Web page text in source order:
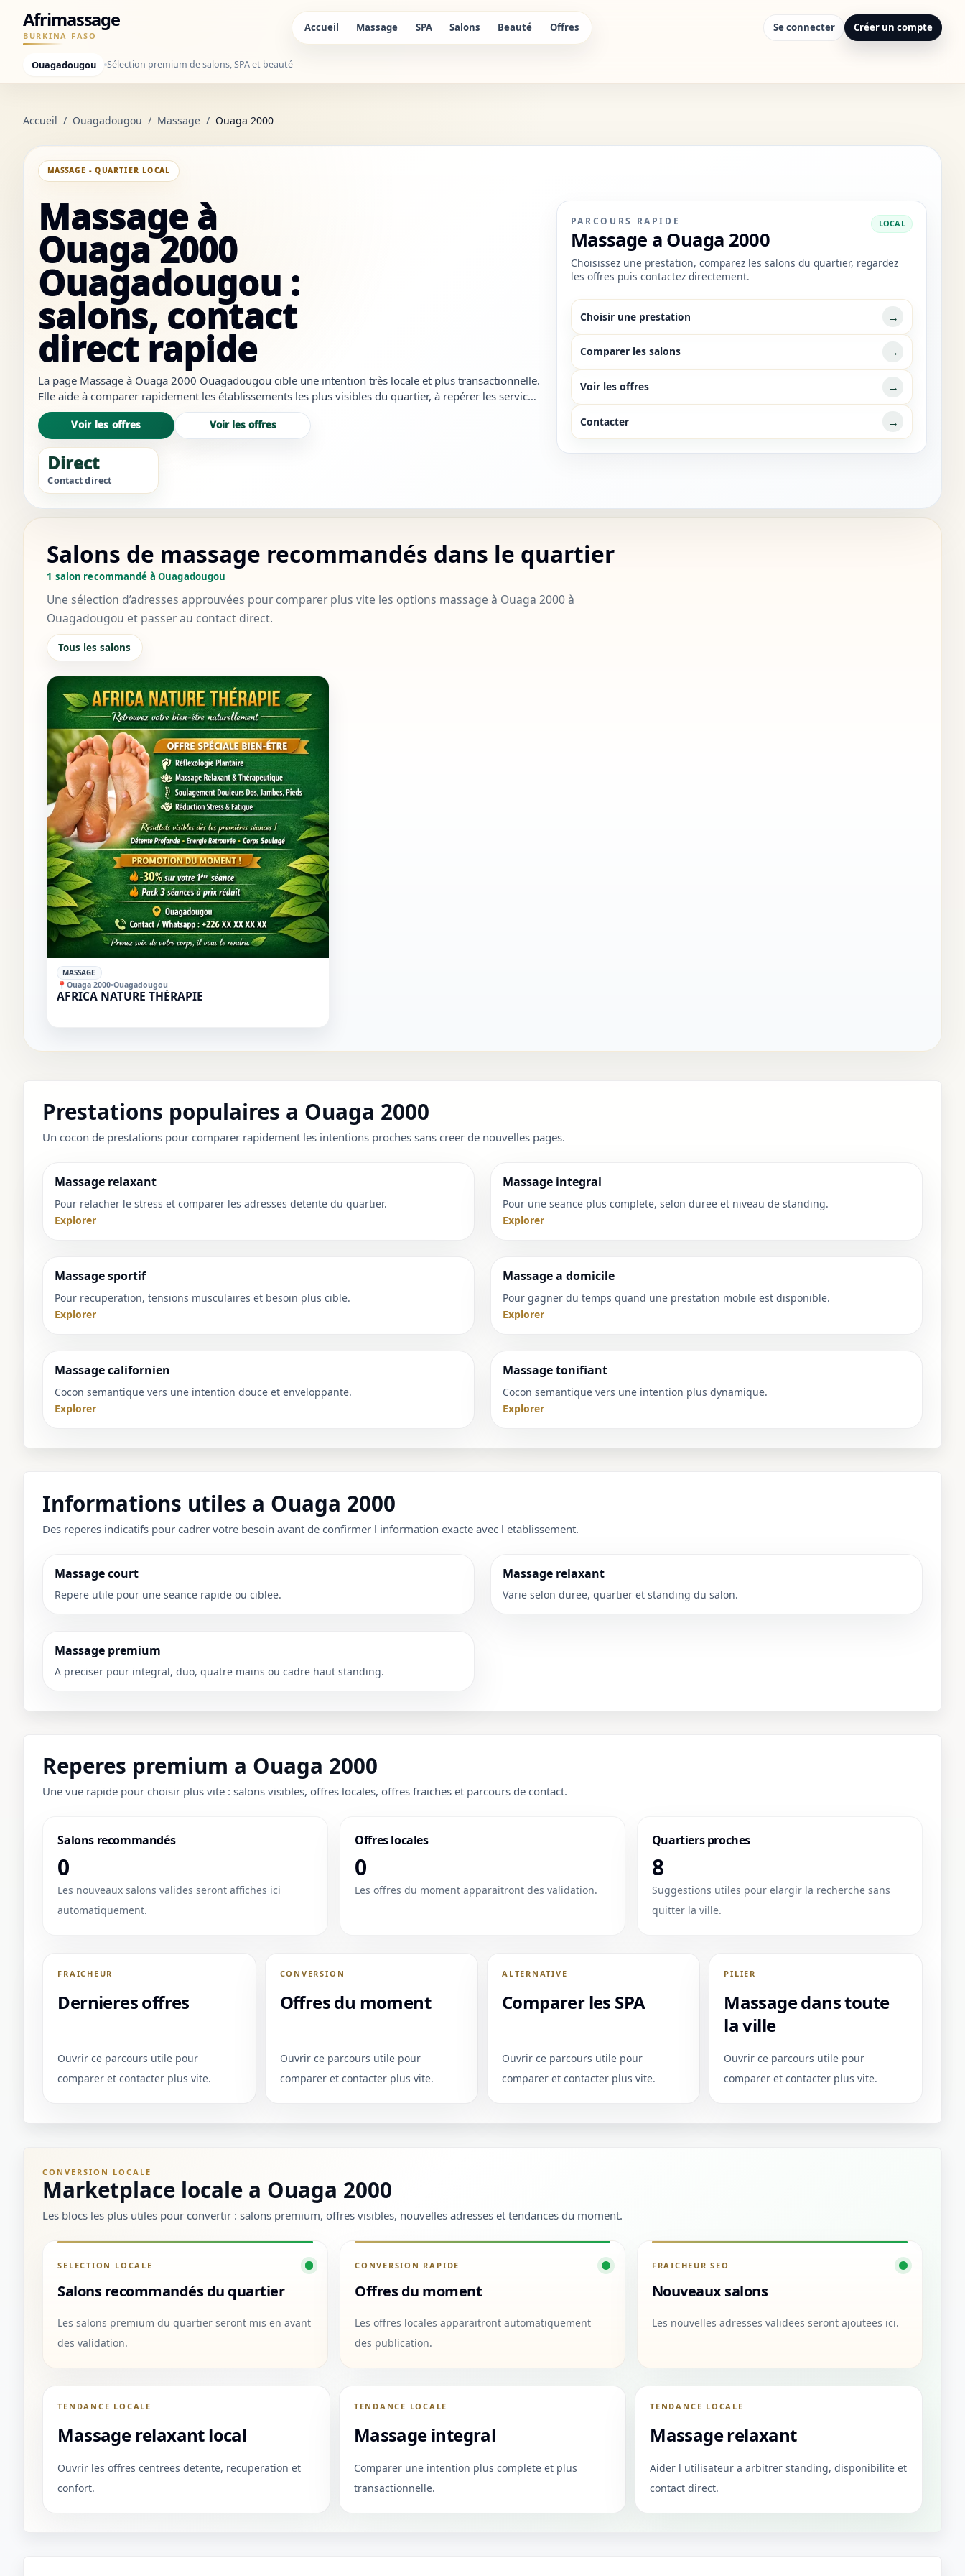
Afrimassage
BURKINA FASO
Accueil Massage SPA Salons Beauté Offres Se connecter Créer un compte
Ouagadougou Sélection premium de salons, SPA et beauté
Accueil / Ouagadougou / Massage / Ouaga 2000
MASSAGE - QUARTIER LOCAL
Massage à
Ouaga 2000
Ouagadougou :
salons, contact
direct rapide
La page Massage à Ouaga 2000 Ouagadougou cible une intention très locale et plus transactionnelle.
Elle aide à comparer rapidement les établissements les plus visibles du quartier, à repérer les services
les plus crédibles et à ouvrir les bons liens sans revenir à des résultats t...
Voir les offres Voir les offres
Direct
Contact direct
PARCOURS RAPIDE
Massage a Ouaga 2000
LOCAL
Choisissez une prestation, comparez les salons du quartier, regardez
les offres puis contactez directement.
Choisir une prestation →
Comparer les salons →
Voir les offres →
Contacter →
Salons de massage recommandés dans le quartier
1 salon recommandé à Ouagadougou
Une sélection d’adresses approuvées pour comparer plus vite les options massage à Ouaga 2000 à
Ouagadougou et passer au contact direct.
Tous les salons
✓
MASSAGE
AFRICA NATURE THÉRAPIE
📍 Ouaga 2000•Ouagadougou
Prestations populaires a Ouaga 2000
Un cocon de prestations pour comparer rapidement les intentions proches sans creer de nouvelles pages.
Massage relaxant
Pour relacher le stress et comparer les adresses detente du quartier.
Explorer
Massage integral
Pour une seance plus complete, selon duree et niveau de standing.
Explorer
Massage sportif
Pour recuperation, tensions musculaires et besoin plus cible.
Explorer
Massage a domicile
Pour gagner du temps quand une prestation mobile est disponible.
Explorer
Massage californien
Cocon semantique vers une intention douce et enveloppante.
Explorer
Massage tonifiant
Cocon semantique vers une intention plus dynamique.
Explorer
Informations utiles a Ouaga 2000
Des reperes indicatifs pour cadrer votre besoin avant de confirmer l information exacte avec l etablissement.
Massage court
Repere utile pour une seance rapide ou ciblee.
Massage relaxant
Varie selon duree, quartier et standing du salon.
Massage premium
A preciser pour integral, duo, quatre mains ou cadre haut standing.
Reperes premium a Ouaga 2000
Une vue rapide pour choisir plus vite : salons visibles, offres locales, offres fraiches et parcours de contact.
Salons recommandés
0
Les nouveaux salons valides seront affiches ici
automatiquement.
Offres locales
0
Les offres du moment apparaitront des validation.
Quartiers proches
8
Suggestions utiles pour elargir la recherche sans
quitter la ville.
FRAICHEUR
Dernieres offres
Ouvrir ce parcours utile pour
comparer et contacter plus vite.
CONVERSION
Offres du moment
Ouvrir ce parcours utile pour
comparer et contacter plus vite.
ALTERNATIVE
Comparer les SPA
Ouvrir ce parcours utile pour
comparer et contacter plus vite.
PILIER
Massage dans toute
la ville
Ouvrir ce parcours utile pour
comparer et contacter plus vite.
CONVERSION LOCALE
Marketplace locale a Ouaga 2000
Les blocs les plus utiles pour convertir : salons premium, offres visibles, nouvelles adresses et tendances du moment.
SELECTION LOCALE
Salons recommandés du quartier
Les salons premium du quartier seront mis en avant
des validation.
CONVERSION RAPIDE
Offres du moment
Les offres locales apparaitront automatiquement
des publication.
FRAICHEUR SEO
Nouveaux salons
Les nouvelles adresses validees seront ajoutees ici.
TENDANCE LOCALE
Massage relaxant local
Ouvrir les offres centrees detente, recuperation et
confort.
TENDANCE LOCALE
Massage integral
Comparer une intention plus complete et plus
transactionnelle.
TENDANCE LOCALE
Massage relaxant
Aider l utilisateur a arbitrer standing, disponibilite et
contact direct.
1 / 1
⛶↓✕